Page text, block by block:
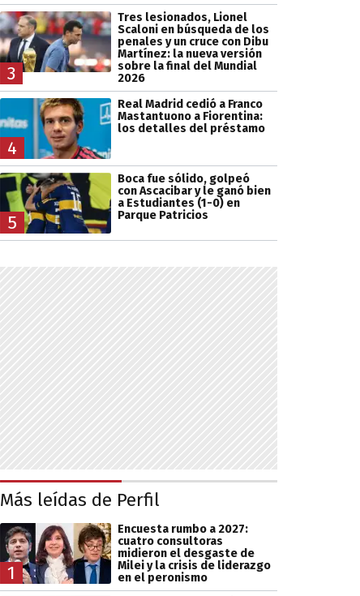
3
Tres lesionados, Lionel
Scaloni en búsqueda de los
penales y un cruce con Dibu
Martínez: la nueva versión
sobre la final del Mundial
2026
4
Real Madrid cedió a Franco
Mastantuono a Fiorentina:
los detalles del préstamo
5
Boca fue sólido, golpeó
con Ascacibar y le ganó bien
a Estudiantes (1-0) en
Parque Patricios
Más leídas de Perfil
1
Encuesta rumbo a 2027:
cuatro consultoras
midieron el desgaste de
Milei y la crisis de liderazgo
en el peronismo